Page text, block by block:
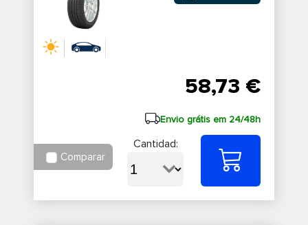
58,73 €
Envio grátis em 24/48h
Comparar
Cantidad: